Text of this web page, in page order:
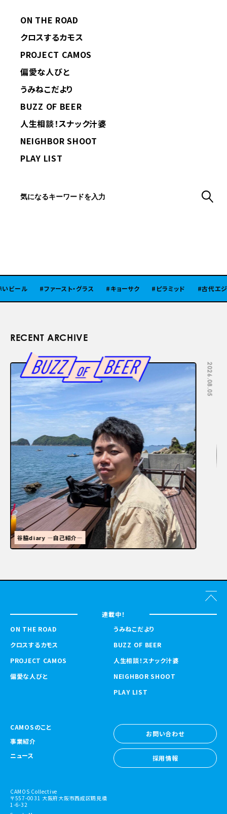
ON THE ROAD
クロスするカモス
PROJECT CAMOS
偏愛な人びと
うみねこだより
BUZZ OF BEER
人生相談！スナック汁婆
NEIGHBOR SHOOT
PLAY LIST
ル ファースト・グラス キョーサク ピラミッド 古代エジプト
RECENT ARCHIVE
2026.08.05
福岡といえばラーメン
連載中！
ON THE ROAD
クロスするカモス
PROJECT CAMOS
偏愛な人びと
うみねこだより
BUZZ OF BEER
人生相談！スナック汁婆
NEIGHBOR SHOOT
PLAY LIST
CAMOSのこと
事業紹介
ニュース
お問い合わせ
お問い合わせ
採用情報
CAMOS Collective
〒557-0031 大阪府大阪市西成区鶴見橋
1-6-32